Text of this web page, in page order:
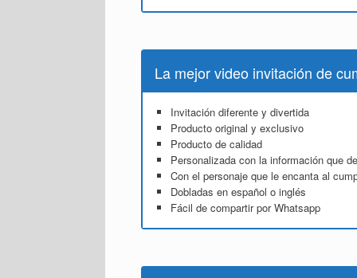
La mejor video invitación de
Invitación diferente y divertida
Producto original y exclusivo
Producto de calidad
Personalizada con la información que
Con el personaje que le encanta al
Dobladas en español o inglés
Fácil de compartir por Whatsapp